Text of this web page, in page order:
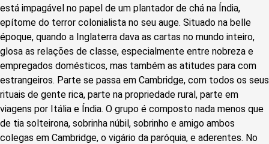
está impagável no papel de um plantador de chá na Índia,
epítome do terror colonialista no seu auge. Situado na belle
époque, quando a Inglaterra dava as cartas no mundo inteiro,
glosa as relações de classe, especialmente entre nobreza e
empregados domésticos, mas também as atitudes para com
estrangeiros. Parte se passa em Cambridge, com todos os seus
rituais de gente rica, parte na propriedade rural, parte em
viagens por Itália e Índia. O grupo é composto nada menos que
de tia solteirona, sobrinha núbil, sobrinho e amigo ambos
colegas em Cambridge, o vigário da paróquia, e aderentes. No